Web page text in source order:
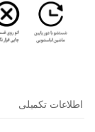
اطلاعات تکمیلی